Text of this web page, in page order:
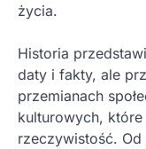
życia.
Historia
daty i fakty, ale
przemianach
kulturowych, które
rzeczywistość.